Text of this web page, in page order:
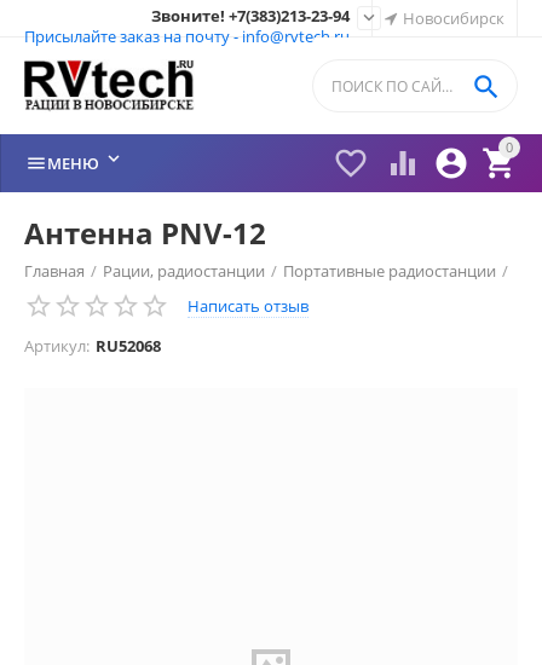
Новосибирск
Звоните! +7(383)213-23-94
Присылайте заказ на почту - info@rvtech.ru

0


 

МЕНЮ 
Антенна PNV-12
Главная / Рации, радиостанции / Портативные радиостанции /
Рации Аргут (Россия)
/ Антенна Аргут
Написать отзыв
Артикул: RU52068